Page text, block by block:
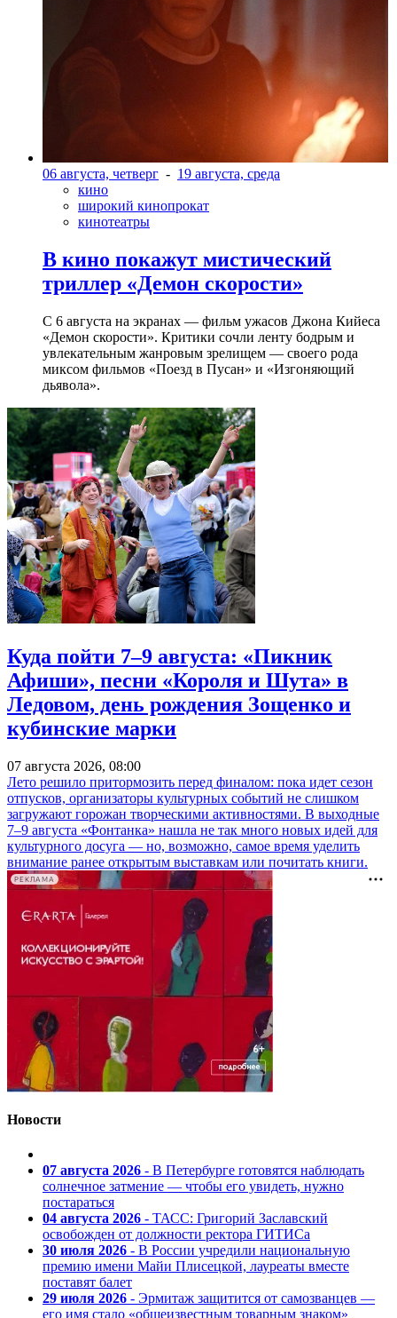
06 августа, четверг - 19 августа, среда
кино
широкий кинопрокат
кинотеатры
В кино покажут мистический
триллер «Демон скорости»
С 6 августа на экранах — фильм ужасов Джона Кийеса
«Демон скорости». Критики сочли ленту бодрым и
увлекательным жанровым зрелищeм — своего рода
миксом фильмов «Поезд в Пусан» и «Изгоняющий
дьявола».
Куда пойти 7–9 августа: «Пикник
Афиши», песни «Короля и Шута» в
Ледовом, день рождения Зощенко и
кубинские марки
07 августа 2026, 08:00
Лето решило притормозить перед финалом: пока идет сезон
отпусков, организаторы культурных событий не слишком
загружают горожан творческими активностями. В выходные
7–9 августа «Фонтанка» нашла не так много новых идей для
культурного досуга — но, возможно, самое время уделить
внимание ранее открытым выставкам или почитать книги.
РЕКЛАМА
Новости
07 августа 2026 - В Петербурге готовятся наблюдать
солнечное затмение — чтобы его увидеть, нужно
постараться
04 августа 2026 - ТАСС: Григорий Заславский
освобожден от должности ректора ГИТИСа
30 июля 2026 - В России учредили национальную
премию имени Майи Плисецкой, лауреаты вместе
поставят балет
29 июля 2026 - Эрмитаж защитится от самозванцев —
его имя стало «общеизвестным товарным знаком»